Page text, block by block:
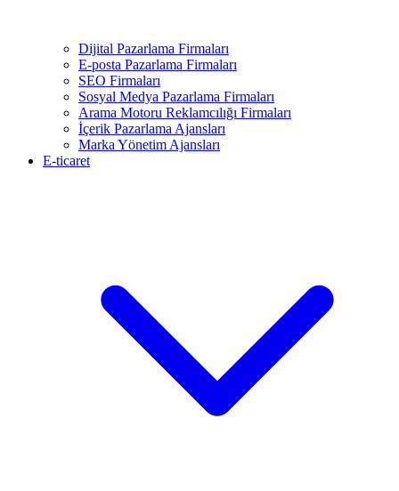
Dijital Pazarlama Firmaları
E-posta Pazarlama Firmaları
SEO Firmaları
Sosyal Medya Pazarlama Firmaları
Arama Motoru Reklamcılığı Firmaları
İçerik Pazarlama Ajansları
Marka Yönetim Ajansları
E-ticaret